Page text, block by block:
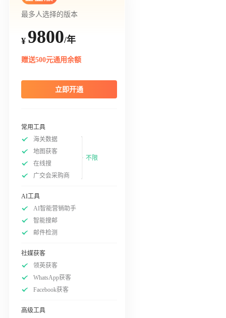
最多人选择的版本
¥ 9800/年
赠送500元通用余额
立即开通
常用工具
海关数据
地图获客
在线搜
广交会采购商
不限
AI工具
AI智能营销助手
智能搜邮
邮件检测
社媒获客
领英获客
WhatsApp获客
Facebook获客
高级工具